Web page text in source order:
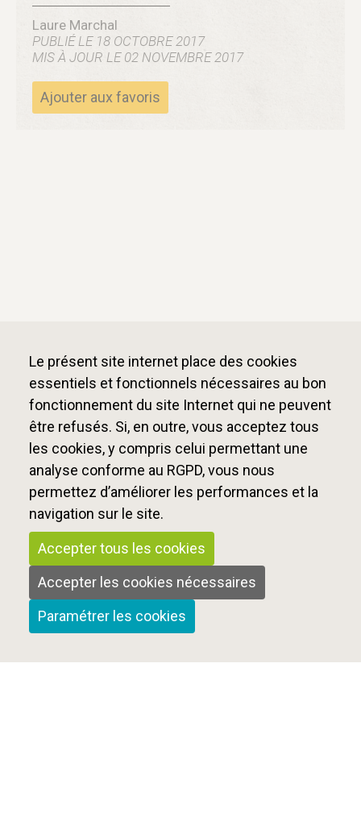
Le présent site internet place des cookies
essentiels et fonctionnels nécessaires au bon
fonctionnement du site Internet qui ne peuvent
être refusés. Si, en outre, vous acceptez tous
les cookies, y compris celui permettant une
analyse conforme au RGPD, vous nous
permettez d’améliorer les performances et la
navigation sur le site.
Accepter tous les cookies
Accepter les cookies nécessaires
Paramétrer les cookies
Laure Marchal
PUBLIÉ LE 18 OCTOBRE 2017
MIS À JOUR LE 02 NOVEMBRE 2017
Ajouter aux favoris